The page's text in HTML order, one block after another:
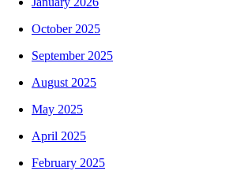
October 2025
September 2025
August 2025
May 2025
April 2025
February 2025